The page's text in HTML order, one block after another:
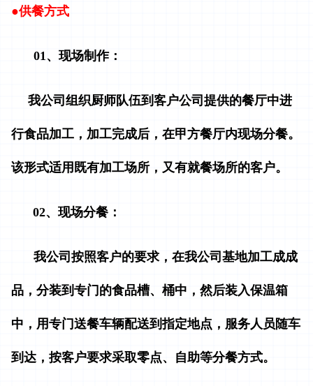
●供餐方式
01、现场制作：
我公司组织厨师队伍到客户公司提供的餐厅中进
行食品加工，加工完成后，在甲方餐厅内现场分餐。
该形式适用既有加工场所，又有就餐场所的客户。
02、现场分餐：
我公司按照客户的要求，在我公司基地加工成成
品，分装到专门的食品槽、桶中，然后装入保温箱
中，用专门送餐车辆配送到指定地点，服务人员随车
到达，按客户要求采取零点、自助等分餐方式。